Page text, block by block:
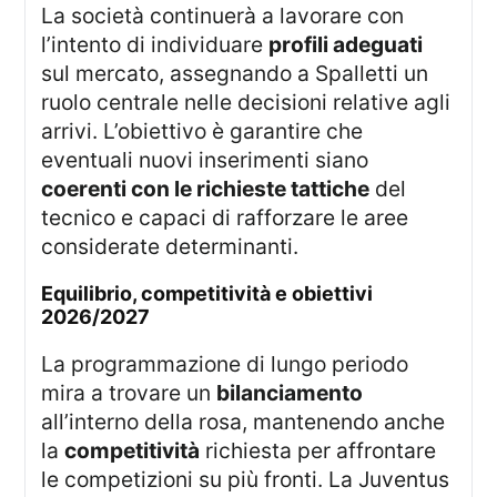
La società continuerà a lavorare con
l’intento di individuare profili adeguati
sul mercato, assegnando a Spalletti un
ruolo centrale nelle decisioni relative agli
arrivi. L’obiettivo è garantire che
eventuali nuovi inserimenti siano
coerenti con le richieste tattiche del
tecnico e capaci di rafforzare le aree
considerate determinanti.
equilibrio, competitività e obiettivi
2026/2027
La programmazione di lungo periodo
mira a trovare un bilanciamento
all’interno della rosa, mantenendo anche
lacompetitività richiesta per affrontare
le competizioni su più fronti. La Juventus